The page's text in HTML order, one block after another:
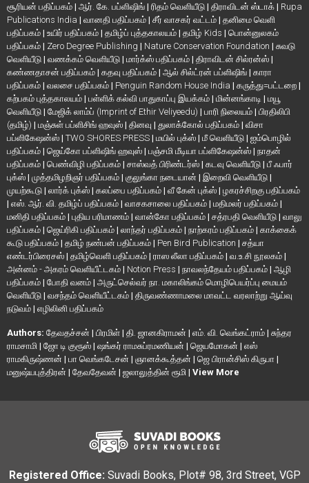
சூரியன் பதிப்பகம் | ஆர். கே. பப்ளிஷிங் | ரிதம் வெளியீடு | திராவிடன் ஸ்டாக் | Rupa
Publications India | வானதி பதிப்பகம் | சீர் வாசகர் வட்டம் | தனிமை வெளி
பதிப்பகம் | உயிர் பதிப்பகம் | தமிழ்ப் புத்தகாலயம் | தமிழ் Kids | பொன்னுலகம்
பதிப்பகம் | Zero Degree Publishing | Nature Conservation Foundation | சுவடு
வெளியீடு | வணக்கம் வெளியீடு | மார்க்ஸ் பதிப்பகம் | திராவிடன் சில்ரன்ஸ் |
கண்ணதாசன் பதிப்பகம் | கதவு பதிப்பகம் | ஆல் சில்ட்ரன் பப்ளிஷிங் | காரா
பதிப்பகம் | வலசை பதிப்பகம் | Penguin Random House India | கருத்து=பட்டறை |
கற்பகம் புத்தகாலயம் | பள்ளிக் கல்வி பாதுகாப்பு இயக்கம் | மின்னங்காடி | மயூ
வெளியீடு | மேஜிக் லாம்ப் (Imprint of Ethir Veliyeedu) | பாரி நிலையம் | பிரதிலிபி
(தமிழ்) | மஞ்சுள் பப்ளிசிங் ஹவுஸ் | தினவு | துலாக்கோல் பதிப்பகம் | விசா
பப்ளிகேஷன்ஸ் | TWO SHORES PRESS | மயில் புக்ஸ் | மீ வெளியீடு | ஐம்பொழில்
பதிப்பகம் | ஜெய்கோ பப்ளிஷிங் ஹவுஸ் | பஞ்சமி மீடியா பப்ளிகேஷன்ஸ் | நாதன்
பதிப்பகம் | பெண்விழி பதிப்பகம் | சாஸ்வத் பிரிண்டர்ஸ் | கடவு வெளியீடு | பீ ஃபார்
புக்ஸ் | முத்தமிழறிஞர் பதிப்பகம் | குலுங்கா நடையான் | இறைவி வெளியீடு |
முயற்கூடு | லார்க் புக்ஸ் | கலப்பை பதிப்பகம் | வீ கேன் புக்ஸ் | ழகரச்சிறகு பதிப்பகம்
| எஸ். ஆர். வி. தமிழ்ப் பதிப்பகம் | வாசகசாலை பதிப்பகம் | மதிமலர் பதிப்பகம் |
மனிதி பதிப்பகம் | புதிய பரிமாணம் | வான்கோ பதிப்பகம் | சத்ரபதி வெளியீடு | வாலு
பதிப்பகம் | ஜெய்ரிகி பதிப்பகம் | லாந்தர் பதிப்பகம் | நாற்கரம் பதிப்பகம் | காக்கைக்
கூடு பதிப்பகம் | தமிழ் நண்பன் பதிப்பகம் | Pen Bird Publication | சத்யா
எண்டர்பிரைசஸ் | தமிழ்வெளி பதிப்பகம் | ராஸ லீலா பதிப்பகம் | வ.உ.சி நூலகம் |
அன்னம் - அகரம் வெளியீட்டகம் | Notion Press | நாவலந்தேயம் பதிப்பகம் | ஆழி
பதிப்பகம் | போதி வனம் | அருட்செல்வர் நா. மகாலிங்கம் மொழிபெயர்ப்பு மையம்
வெளியீடு | வசந்தம் வெளியீட்டகம் | திருவண்ணாமலை மாவட்ட வரலாற்று ஆய்வு
நடுவம் | எழிலினி பதிப்பகம்
Authors: தேவதச்சன் | பிரமிள் | தி. ஜானகிராமன் | எம். வி. வெங்கட்ராம் | சுந்தர
ராமசாமி | ஜோ டி குரூஸ் | ஷங்கர் ராமசுப்ரமணியன் | ஜெயமோகன் | எஸ்
ராமகிருஷ்ணன் | பா வெங்கடேசன் | ஞானக்கூத்தன் | ஜெ பிரான்சிஸ் கிருபா |
மனுஷ்யபுத்திரன் | தேவதேவன் | ஜலாலுத்தின் ரூமி | View More
Registered Office: Suvadi Books, Plot# 98, 3rd Street, VGP